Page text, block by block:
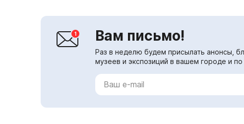
Вам письмо!
Раз в неделю будем присылать анонсы,
музеев и экспозиций в вашем городе и по